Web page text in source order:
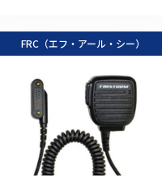
FRC（エフ・アール・シー）